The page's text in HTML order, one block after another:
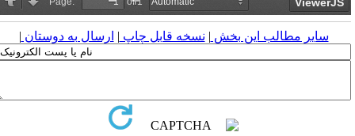
سایر مطالب این بخش | نسخه قابل چاپ| ارسال به دوستان|